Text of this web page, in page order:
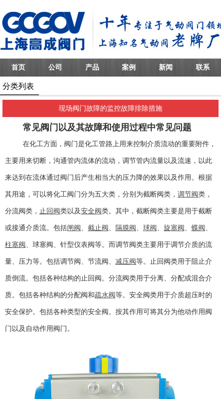
首页 公司 产品 案例 新闻 联系
分类列表
现场阀门故障的监控故障排除措施
常见阀门以及其故障和使用过程中常见问题
在化工方面，阀门是化工管路上用来控制介质流动的重要附件，
主要用来切断，沟通管内流体的流动，调节管内流量以及流速，以此
来达到在流体通过阀门后产生相当大的压力降的效果以及作用。根据
其用途，可以将化工阀门分为五大类，分别为截断阀类， 调节阀类，
分流阀类， 止回阀类以及安全阀类。其中，截断阀类主要是用于截断
或接通介质流。包括闸阀 、 截止阀 、 隔膜阀 、 球阀 、 旋塞阀 、 蝶阀 、
柱塞阀 、球塞阀、针型仪表阀等。而调节阀类主要用于调节介质的流
量、压力等。包括调节阀、节流阀、 减压阀等。止回阀类用于阻止介
质倒流。包括各种结构的止回阀。分流阀类用于分离、分配或混合介
质。包括各种结构的分配阀和 疏水阀等。安全阀类用于介质超压时的
安全保护。包括各种类型的安全阀。按其作用可将其分为他动作用阀
门以及自动作用阀门。